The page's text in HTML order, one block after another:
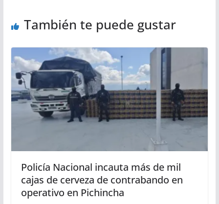
También te puede gustar
Policía Nacional incauta más de mil
cajas de cerveza de contrabando en
operativo en Pichincha